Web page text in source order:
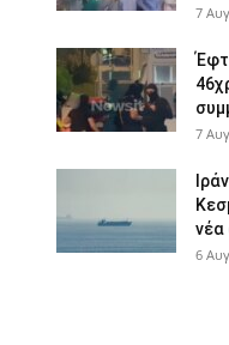
7
7
νέα
6